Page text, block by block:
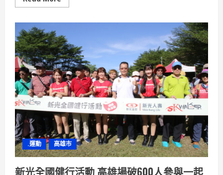
more
現
職
大
同
醫
院
員
工
安
心
留
任
長
庚
舉
行
說
明
會
直
接
.運動 高雄市
新光全國健行活動 高雄場破600人參與一起